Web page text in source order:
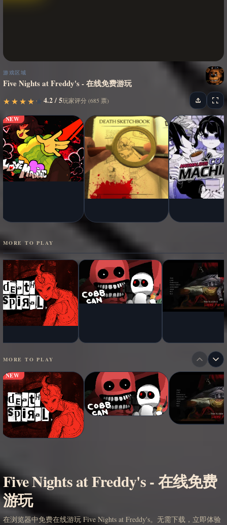
游戏区域
Five Nights at Freddy's - 在线免费游玩
★
★ ★
★ ★
★ ★
★ ★★ 4.2 / 5玩家评分 (685 票)
NEW
MORE TO PLAY
MORE TO PLAY
NEW
Five Nights at Freddy's - 在线免费
游玩
在浏览器中免费在线游玩 Five Nights at Freddy's。无需下载，立即体验